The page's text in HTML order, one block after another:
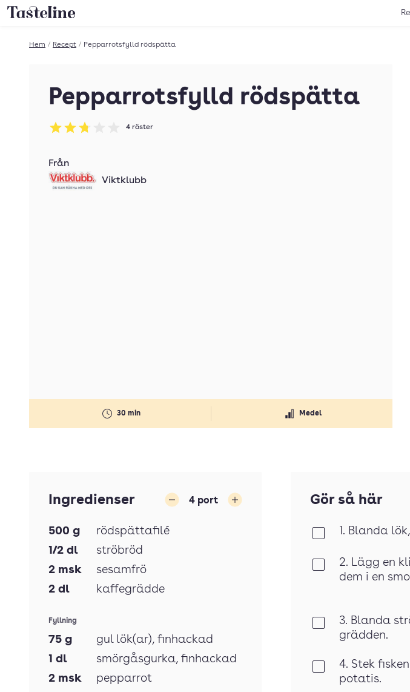
Till Tastelines startsida
Hem / Recept / Pepparrotsfylld rödspätta
Pepparrotsfylld rödspätta
Betyg: 2.75 av 5
4 röster
30 min Medel
Från
Viktklubb
Ingredienser 4 port
500 g
rödspättafilé
1/2 dl
ströbröd
2 msk
sesamfrö
2 dl kaffegrädde
Fyllning
75 g gul lök(ar), finhackad
1 dl smörgåsgurka, finhackad
2 msk
pepparrot
Gör så här
1. Blanda
2. Lägg en
dem i en
3. Blanda
grädden.
4. Stek
potatis.